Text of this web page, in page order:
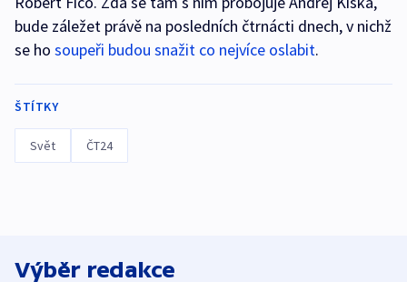
bude záležet právě na posledních čtrnácti dnech, v nichž
se ho soupeři budou snažit co nejvíce oslabit.
ŠTÍTKY
Svět ČT24
Výběr redakce